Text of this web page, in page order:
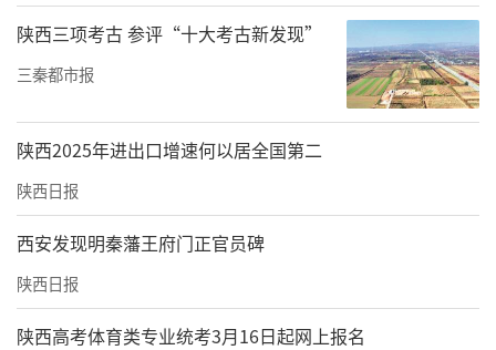
陕西三项考古 参评“十大考古新发现”
三秦都市报
陕西2025年进出口增速何以居全国第二
陕西日报
西安发现明秦藩王府门正官员碑
陕西日报
陕西高考体育类专业统考3月16日起网上报名